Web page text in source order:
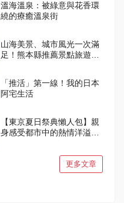
溫海溫泉：被綠意與花香環
繞的療癒溫泉街
山海美景、城市風光一次滿
足！熊本縣推薦景點旅遊指
「推活」第一線！我的日本
阿宅生活
【東京夏日祭典懶人包】親
身感受都市中的熱情洋溢與
更多文章